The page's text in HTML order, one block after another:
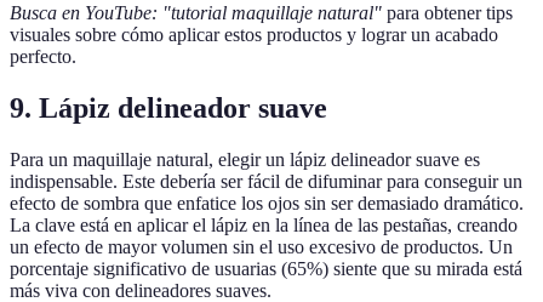
Busca en YouTube: "tutorial maquillaje natural" para obtener tips
visuales sobre cómo aplicar estos productos y lograr un acabado
perfecto.
9. Lápiz delineador suave
Para un maquillaje natural, elegir un lápiz delineador suave es
indispensable. Este debería ser fácil de difuminar para conseguir un
efecto de sombra que enfatice los ojos sin ser demasiado dramático.
La clave está en aplicar el lápiz en la línea de las pestañas, creando
un efecto de mayor volumen sin el uso excesivo de productos. Un
porcentaje significativo de usuarias (65%) siente que su mirada está
más viva con delineadores suaves.